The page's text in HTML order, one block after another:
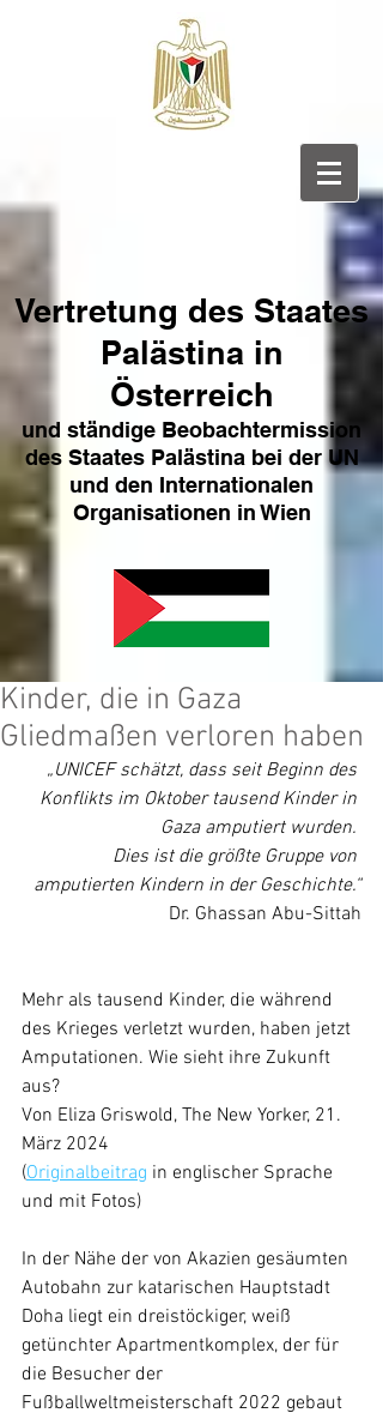
Vertretung des Staates
Palästina in
Österreich
und ständige Beobachtermission
des Staates Palästina bei der UN
und den Internationalen
Organisationen in Wien
Kinder, die in Gaza
Gliedmaßen verloren haben
„UNICEF schätzt, dass seit Beginn des
Konflikts im Oktober tausend Kinder in
Gaza amputiert wurden.
Dies ist die größte Gruppe von
amputierten Kindern in der Geschichte.“
Dr. Ghassan Abu-Sittah
Mehr als tausend Kinder, die während
des Krieges verletzt wurden, haben jetzt
Amputationen. Wie sieht ihre Zukunft
aus?
Von Eliza Griswold, The New Yorker, 21.
März 2024
(Originalbeitrag in englischer Sprache
und mit Fotos)
In der Nähe der von Akazien gesäumten
Autobahn zur katarischen Hauptstadt
Doha liegt ein dreistöckiger, weiß
getünchter Apartmentkomplex, der für
die Besucher der
Fußballweltmeisterschaft 2022 gebaut